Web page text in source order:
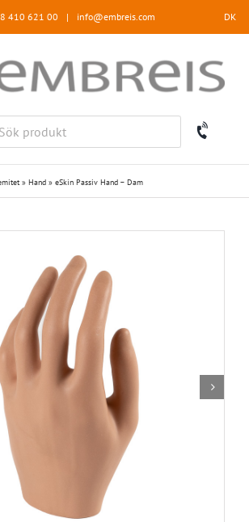
410 621 00 | info@embreis.com DK
» Hand » eSkin Passiv Hand – Dam
